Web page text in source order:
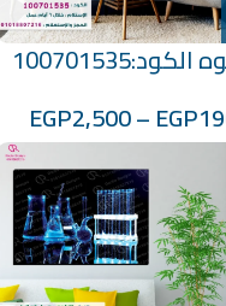
الكود:100701535
EGP
–
EGP2,500